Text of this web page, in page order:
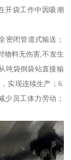
开袋工作中因吸潮
密闭管道式输送；
物料无伤害,不发生
吨袋倒袋站直接输
实现连续生产；6.
少员工体力劳动；